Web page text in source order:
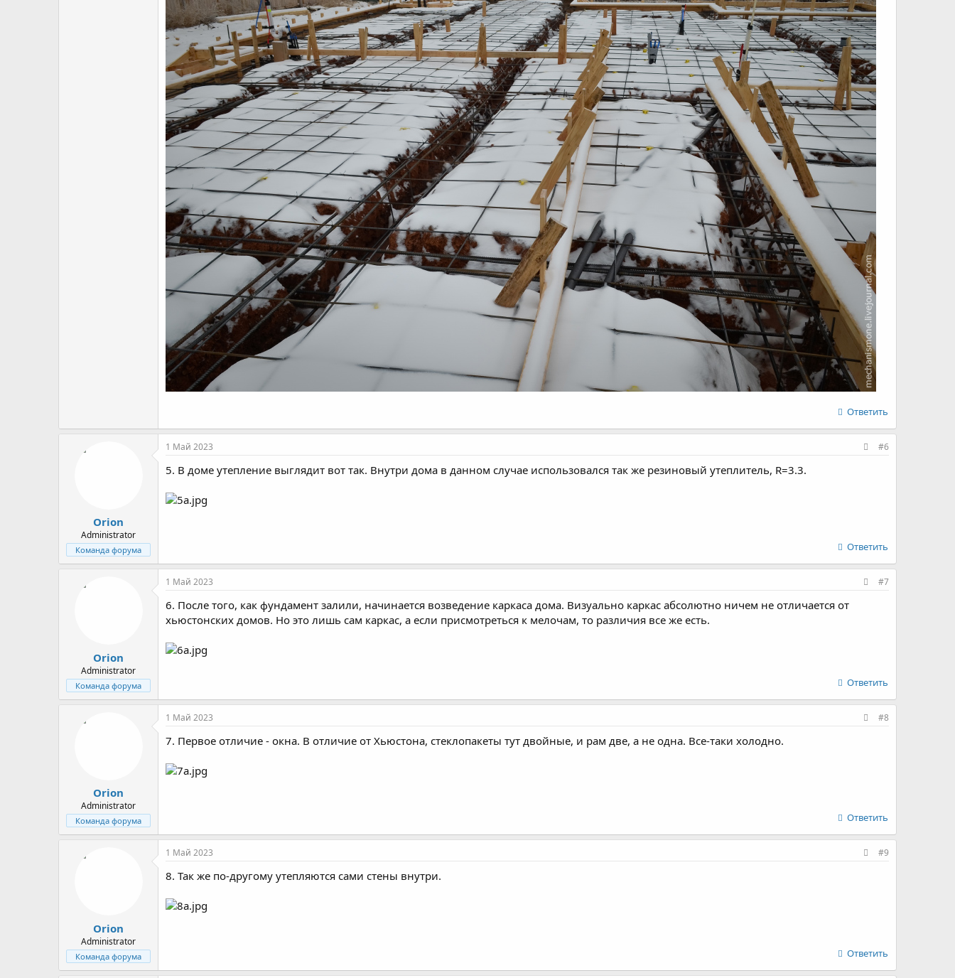
Ответить
Orion
Administrator
Команда форума
1 Май 2023 #6
5. В доме утепление выглядит вот так. Внутри дома в данном случае использовался так же резиновый утеплитель, R=3.3.
Ответить
Orion
Administrator
Команда форума
1 Май 2023 #7
6. После того, как фундамент залили, начинается возведение каркаса дома. Визуально каркас абсолютно ничем не отличается от
хьюстонских домов. Но это лишь сам каркас, а если присмотреться к мелочам, то различия все же есть.
Ответить
Orion
Administrator
Команда форума
1 Май 2023 #8
7. Первое отличие - окна. В отличие от Хьюстона, стеклопакеты тут двойные, и рам две, а не одна. Все-таки холодно.
Ответить
Orion
Administrator
Команда форума
1 Май 2023 #9
8. Так же по-другому утепляются сами стены внутри.
Ответить